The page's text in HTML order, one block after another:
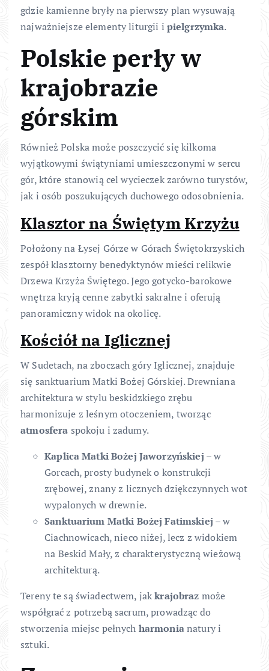
gdzie kamienne bryły na pierwszy plan wysuwają
najważniejsze elementy liturgii i pielgrzymka.
Polskie perły w
krajobrazie
górskim
Również Polska może poszczycić się kilkoma
wyjątkowymi świątyniami umieszczonymi w sercu
gór, które stanowią cel wycieczek zarówno turystów,
jak i osób poszukujących duchowego odosobnienia.
Klasztor na Świętym Krzyżu
Położony na Łysej Górze w Górach Świętokrzyskich
zespół klasztorny benedyktynów mieści relikwie
Drzewa Krzyża Świętego. Jego gotycko-barokowe
wnętrza kryją cenne zabytki sakralne i oferują
panoramiczny widok na okolicę.
Kościół na Iglicznej
W Sudetach, na zboczach góry Iglicznej, znajduje
się sanktuarium Matki Bożej Górskiej. Drewniana
architektura w stylu beskidzkiego zrębu
harmonizuje z leśnym otoczeniem, tworząc
atmosfera spokoju i zadumy.
Kaplica Matki Bożej Jaworzyńskiej – w
Gorcach, prosty budynek o konstrukcji
zrębowej, znany z licznych dziękczynnych wot
wypalonych w drewnie.
Sanktuarium Matki Bożej Fatimskiej – w
Ciachnowicach, nieco niżej, lecz z widokiem
na Beskid Mały, z charakterystyczną wieżową
architekturą.
Tereny te są świadectwem, jakkrajobraz może
współgrać z potrzebą sacrum, prowadząc do
stworzenia miejsc pełnych harmonianatury i
sztuki.